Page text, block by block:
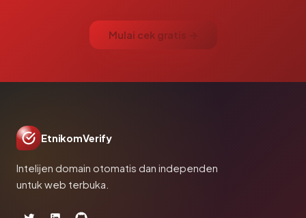
Mulai cek gratis →
EtnikomVerify
Intelijen domain otomatis dan independen
untuk web terbuka.